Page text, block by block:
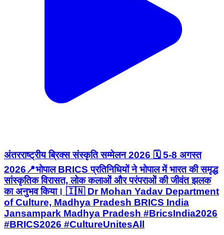
अंतरराष्ट्रीय ब्रिक्स संस्कृति सम्मेलन 2026 🗓️ 5-8 अगस्त
2026📍भोपाल BRICS प्रतिनिधियों ने भोपाल में भारत की समृद्ध
सांस्कृतिक विरासत, लोक कलाओं और परंपराओं की जीवंत झलक
का अनुभव किया। 🇮🇳 Dr Mohan Yadav Department
of Culture, Madhya Pradesh BRICS India
Jansampark Madhya Pradesh #BricsIndia2026
#BRICS2026 #CultureUnitesAll